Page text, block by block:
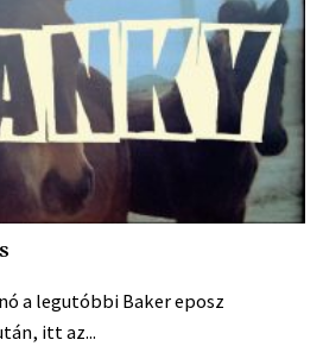
a legutóbbi Baker eposz
itt az...